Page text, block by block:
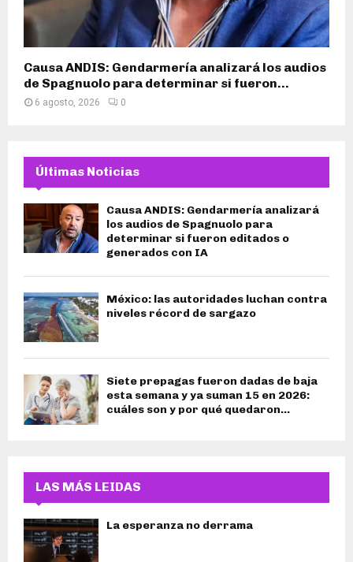
Causa ANDIS: Gendarmería analizará los audios
de Spagnuolo para determinar si fueron...
6 agosto, 2026 0
Últimas Noticias
Causa ANDIS: Gendarmería analizará
los audios de Spagnuolo para
determinar si fueron editados o
generados con IA
México: las autoridades luchan contra
niveles récord de sargazo
Siete prepagas fueron dadas de baja
esta semana y ya suman 15 en 2026:
cuáles son y por qué quedaron...
LAS MÁS LEIDAS
La esperanza no derrama